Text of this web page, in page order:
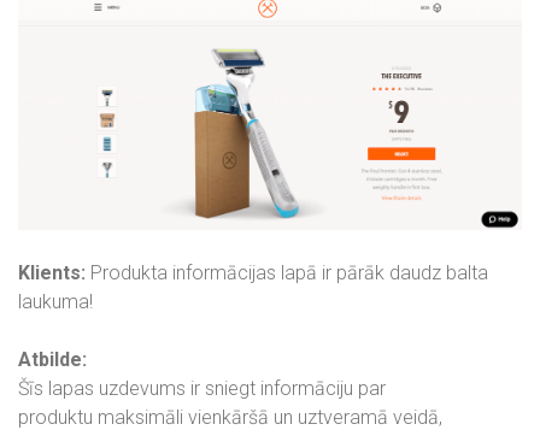
Klients: Produkta informācijas lapā ir pārāk daudz balta
laukuma!
Atbilde:
Šīs lapas uzdevums ir sniegt informāciju par
produktu maksimāli vienkāršā un uztveramā veidā,